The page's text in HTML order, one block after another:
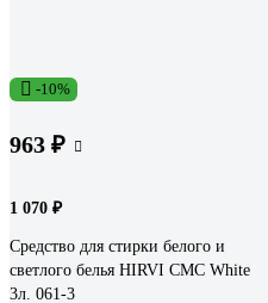
-10%
963 ₽
1 070 ₽
Средство для стирки белого и
светлого белья HIRVI СМС White
3л. 061-3